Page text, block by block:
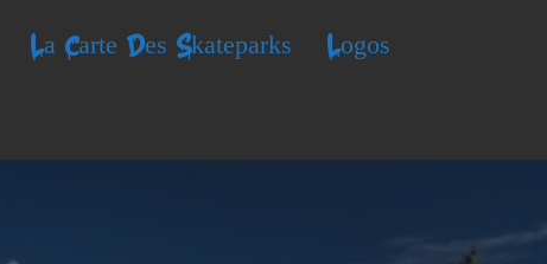
La Carte Des Skateparks Logos